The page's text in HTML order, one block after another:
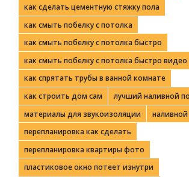
как сделать цементную стяжку пола
как смыть побелку с потолка
как смыть побелку с потолка быстро
как смыть побелку с потолка быстро видео
как спрятать трубы в ванной комнате
как строить дом сам
лучший наливной
материалы для звукоизоляции
перепланировка как сделать
перепланировка квартиры фото
пластиковое окно потеет изнутри